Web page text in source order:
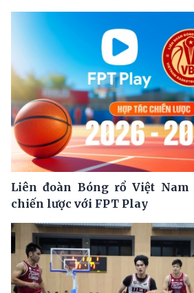
Liên đoàn Bóng rổ Việt
chiến lược với FPT Play